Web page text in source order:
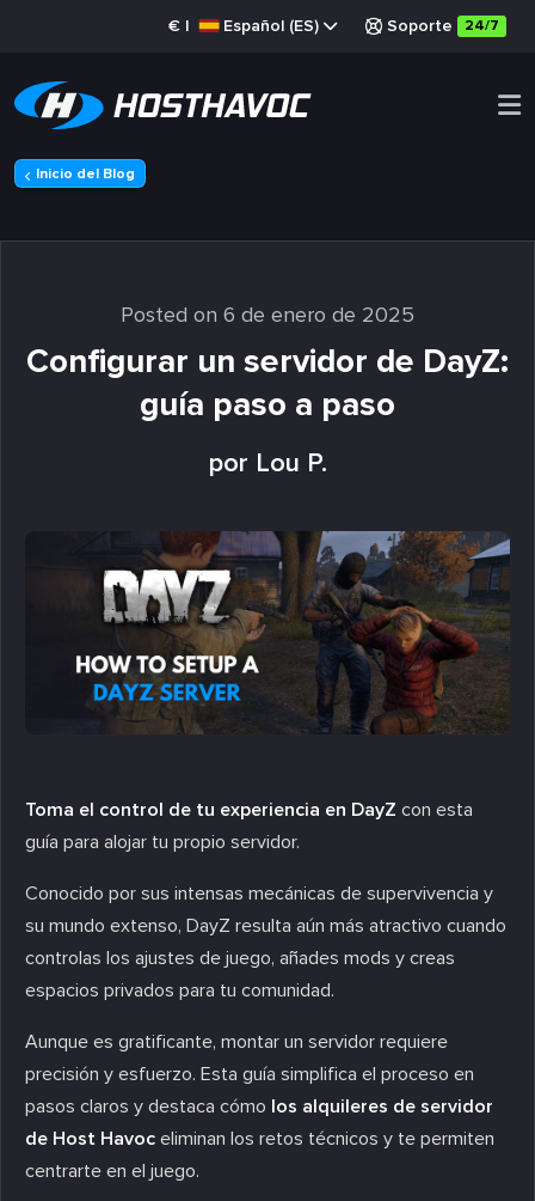
€ | Español (ES) Soporte 24/7
Inicio del Blog
Posted on 6 de enero de 2025
Configurar un servidor de DayZ:
guía paso a paso
por Lou P.
Toma el control de tu experiencia en DayZ con esta
guía para alojar tu propio servidor.
Conocido por sus intensas mecánicas de supervivencia y
su mundo extenso, DayZ resulta aún más atractivo cuando
controlas los ajustes de juego, añades mods y creas
espacios privados para tu comunidad.
Aunque es gratificante, montar un servidor requiere
precisión y esfuerzo. Esta guía simplifica el proceso en
pasos claros y destaca cómo los alquileres de servidor
de Host Havoc eliminan los retos técnicos y te permiten
centrarte en el juego.